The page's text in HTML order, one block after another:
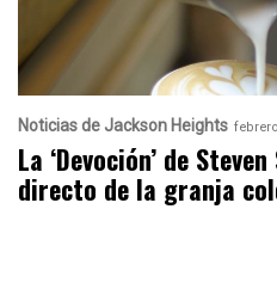
Noticias de Jackson Heights
La ‘Devoción’ de
directo de la granja